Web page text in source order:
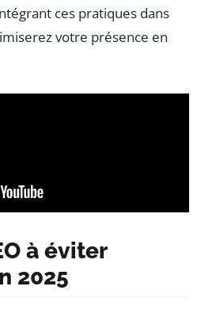
ces pratiques dans
votre présence en
à éviter
2025